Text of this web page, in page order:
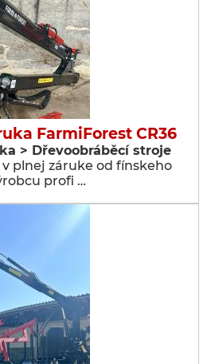
FarmiForest CR36
> Dřevoobráběcí stroje
v plnej záruke od fínskeho
profi …